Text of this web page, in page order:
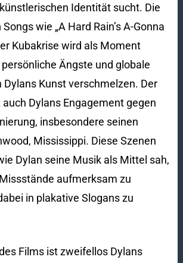
Identität sucht. Die
wie „A Hard Rain’s A-Gonna
Kubakrise wird als Moment
Ängste und globale
Dylans Kunst verschmelzen. Der
Dylans Engagement gegen
insbesondere seinen
Mississippi. Diese Szenen
Dylan seine Musik als Mittel sah,
aufmerksam zu
in plakative Slogans zu
Films ist zweifellos Dylans